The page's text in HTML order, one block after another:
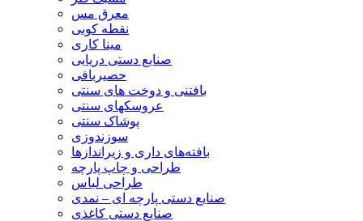
معرق مس
نقطه کوبی
مینا کاری
صنایع دستی دریایی
حصیربافی
بافتنی‌ و دوخت های سنتی
عروسکهای سنتی
پوشاک سنتی
سوزندوزی
بافته‌های داری و زیراندازها
طراحی و چاپ پارچه
طراحی لباس
صنایع دستی پارچه ای – نمدی
صنایع دستی کاغذی